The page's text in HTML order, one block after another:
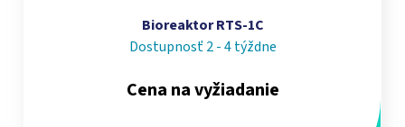
Bioreaktor RTS-1C
Dostupnosť 2 - 4 týždne
Cena na vyžiadanie